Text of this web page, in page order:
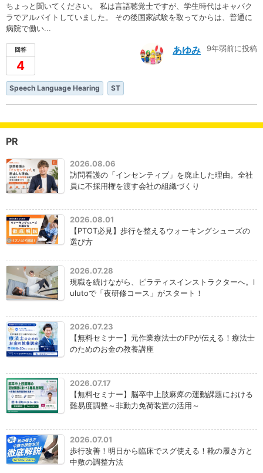
ちょっと聞いてください。 私は言語聴覚士ですが、学生時代はキャバク
ラでアルバイトしていました。 その後国家試験を取ってからは、普通に
病院で働い...
回答
4
9年弱前に投稿
あゆみ
Speech Language Hearing ST
PR
2026.08.06
訪問看護の「インセンティブ」を廃止した理由。全社
員に不採用権を渡す会社の組織づくり
2026.08.01
【PTOT必見】歩行を整えるウォーキングシューズの
選び方
2026.07.28
現職を続けながら、ピラティスインストラクターへ。l
ulutoで「夜研修コース」がスタート！
2026.07.23
【無料セミナー】元作業療法士のFPが伝える！療法士
のためのお金の教養講座
2026.07.17
【無料セミナー】脳卒中上肢麻痺の運動課題における
難易度調整～非動力免荷装置の活用～
2026.07.01
歩行改善！明日から臨床でスグ使える！靴の履き方と
中敷の調整方法